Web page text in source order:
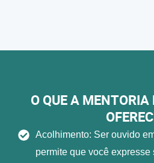
O QUE A
Acolhimento: Ser ouvido
permite que você